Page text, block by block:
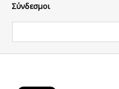
Σύνδεσμοι